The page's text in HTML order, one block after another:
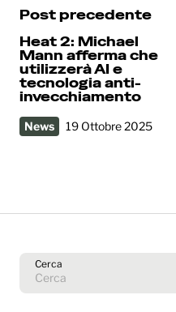
Post precedente
Heat 2: Michael
Mann afferma che
utilizzerà AI e
tecnologia anti-
invecchiamento
News 19 Ottobre 2025
Cerca